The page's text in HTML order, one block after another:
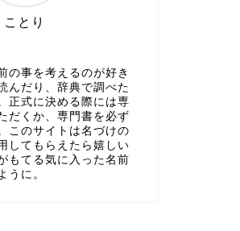
ことり
の事を考えるのが好き
んだり、辞典で調べた
正式に決める際には専
だくか、専門書を必ず
このサイトは名づけの
してもらえたら嬉しい
もてる気に入った名前
うに。